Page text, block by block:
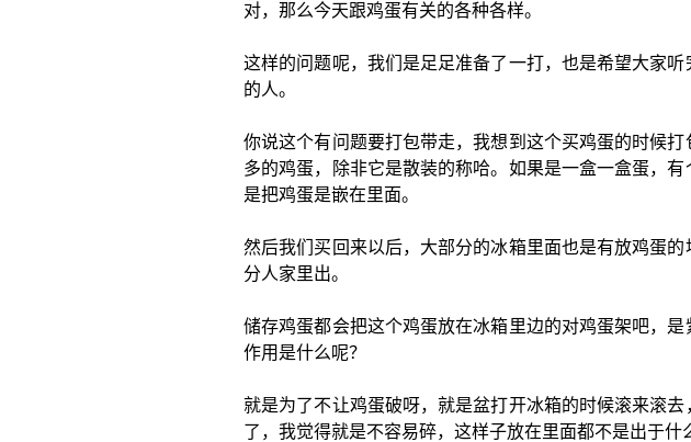
对，那么今天跟鸡蛋有关的各种各样。
这样的问题呢，我们是足足准备了一打，也是希望大家
的人。
你说这个有问题要打包带走，我想到这个买鸡蛋的时候
多的鸡蛋，除非它是散装的称哈。如果是一盒一盒蛋，
是把鸡蛋是嵌在里面。
然后我们买回来以后，大部分的冰箱里面也是有放鸡蛋
分人家里出。
储存鸡蛋都会把这个鸡蛋放在冰箱里边的对鸡蛋架吧，
作用是什么呢？
就是为了不让鸡蛋破呀，就是盆打开冰箱的时候滚来滚
了，我觉得就是不容易碎，这样子放在里面都不是出于什